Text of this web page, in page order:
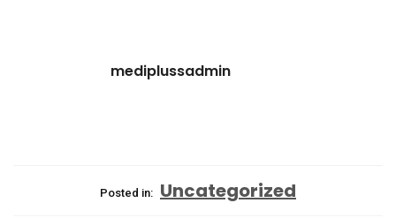
mediplussadmin
Posted in: Uncategorized